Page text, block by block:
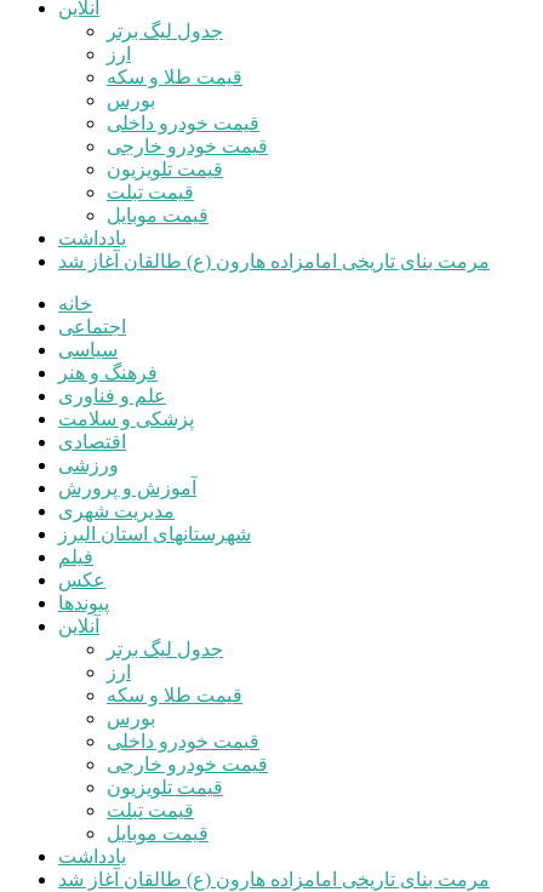
آنلاین
جدول لیگ برتر
ارز
قیمت طلا و سکه
بورس
قیمت خودرو داخلی
قیمت خودرو خارجی
قیمت تلویزیون
قیمت تبلت
قیمت موبایل
یادداشت
مرمت بنای تاریخی امامزاده هارون (ع) طالقان آغاز شد
خانه
اجتماعی
سیاسی
فرهنگ و هنر
علم و فناوری
پزشکی و سلامت
اقتصادی
ورزشی
آموزش و پرورش
مدیریت شهری
شهرستانهای استان البرز
فیلم
عکس
پیوندها
آنلاین
جدول لیگ برتر
ارز
قیمت طلا و سکه
بورس
قیمت خودرو داخلی
قیمت خودرو خارجی
قیمت تلویزیون
قیمت تبلت
قیمت موبایل
یادداشت
مرمت بنای تاریخی امامزاده هارون (ع) طالقان آغاز شد